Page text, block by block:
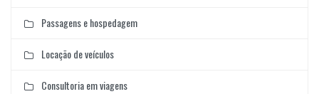
Passagens e hospedagem
Locação de veículos
Consultoria em viagens